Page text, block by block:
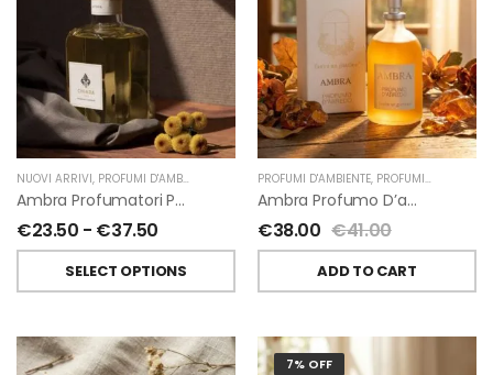
NUOVI ARRIVI, PROFUMI D'AMBIENTE PROFUMATORI A BASTONCINI ,CHIARA FIRENZE
Ambra Profumatori Per Ambiente A Bastoncini Di Chiara Firenze
€23.50 - €37.50
SELECT OPTIONS
PROFUMI D'AMBIENTE, PROFUMI D'AMBIENTE FIORIRA' UN GIARDINO
Ambra Profumo D’ambiente Di Fiorirà Un Giardino
€38.00 €41.00
ADD TO CART
7% OFF